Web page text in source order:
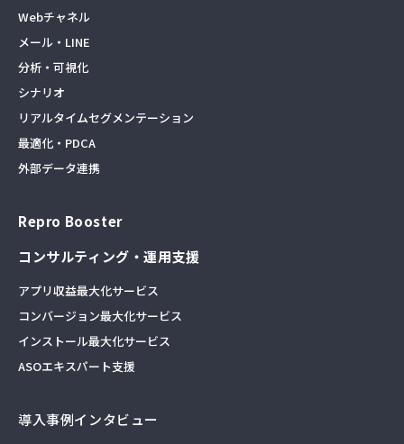
Webチャネル
メール・LINE
分析・可視化
シナリオ
リアルタイムセグメンテーション
最適化・PDCA
外部データ連携
Repro Booster
コンサルティング・運用支援
アプリ収益最大化サービス
コンバージョン最大化サービス
インストール最大化サービス
ASOエキスパート支援
導入事例インタビュー